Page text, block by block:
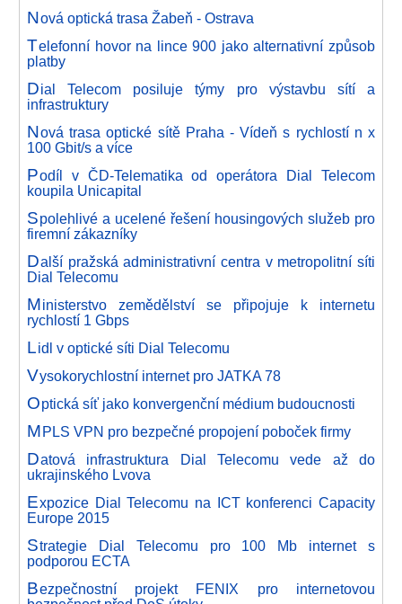
Nová optická trasa Žabeň - Ostrava
Telefonní hovor na lince 900 jako alternativní způsob
platby
Dial Telecom posiluje týmy pro výstavbu sítí a
infrastruktury
Nová trasa optické sítě Praha - Vídeň s rychlostí n x
100 Gbit/s a více
Podíl v ČD-Telematika od operátora Dial Telecom
koupila Unicapital
Spolehlivé a ucelené řešení housingových služeb pro
firemní zákazníky
Další pražská administrativní centra v metropolitní síti
Dial Telecomu
Ministerstvo zemědělství se připojuje k internetu
rychlostí 1 Gbps
Lidl v optické síti Dial Telecomu
Vysokorychlostní internet pro JATKA 78
Optická síť jako konvergenční médium budoucnosti
MPLS VPN pro bezpečné propojení poboček firmy
Datová infrastruktura Dial Telecomu vede až do
ukrajinského Lvova
Expozice Dial Telecomu na ICT konferenci Capacity
Europe 2015
Strategie Dial Telecomu pro 100 Mb internet s
podporou ECTA
Bezpečnostní projekt FENIX pro internetovou